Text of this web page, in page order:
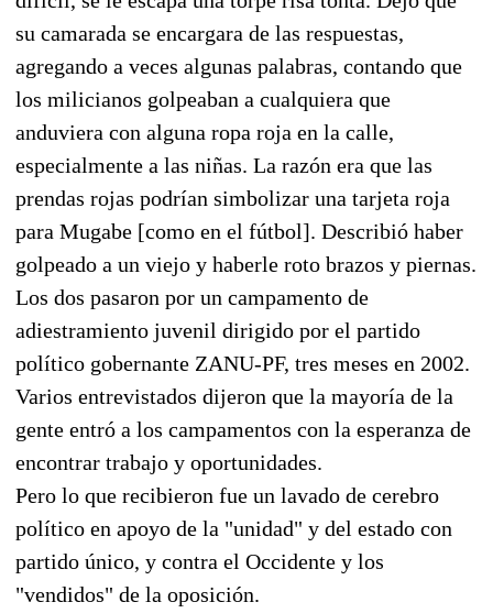
su camarada se encargara de las respuestas,
agregando a veces algunas palabras, contando que
los milicianos golpeaban a cualquiera que
anduviera con alguna ropa roja en la calle,
especialmente a las niñas. La razón era que las
prendas rojas podrían simbolizar una tarjeta roja
para Mugabe [como en el fútbol]. Describió haber
golpeado a un viejo y haberle roto brazos y piernas.
Los dos pasaron por un campamento de
adiestramiento juvenil dirigido por el partido
político gobernante ZANU-PF, tres meses en 2002.
Varios entrevistados dijeron que la mayoría de la
gente entró a los campamentos con la esperanza de
encontrar trabajo y oportunidades.
Pero lo que recibieron fue un lavado de cerebro
político en apoyo de la "unidad" y del estado con
partido único, y contra el Occidente y los
"vendidos" de la oposición.